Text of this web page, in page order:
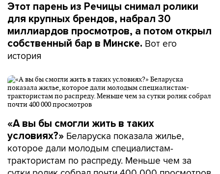
Этот парень из Речицы снимал ролики
для крупных брендов, набрал 30
миллиардов просмотров, а потом открыл
собственный бар в Минске. Вот его
история
«А вы бы смогли жить в таких
условиях?» Беларуска показала жилье,
которое дали молодым специалистам-
трактористам по распреду. Меньше чем за